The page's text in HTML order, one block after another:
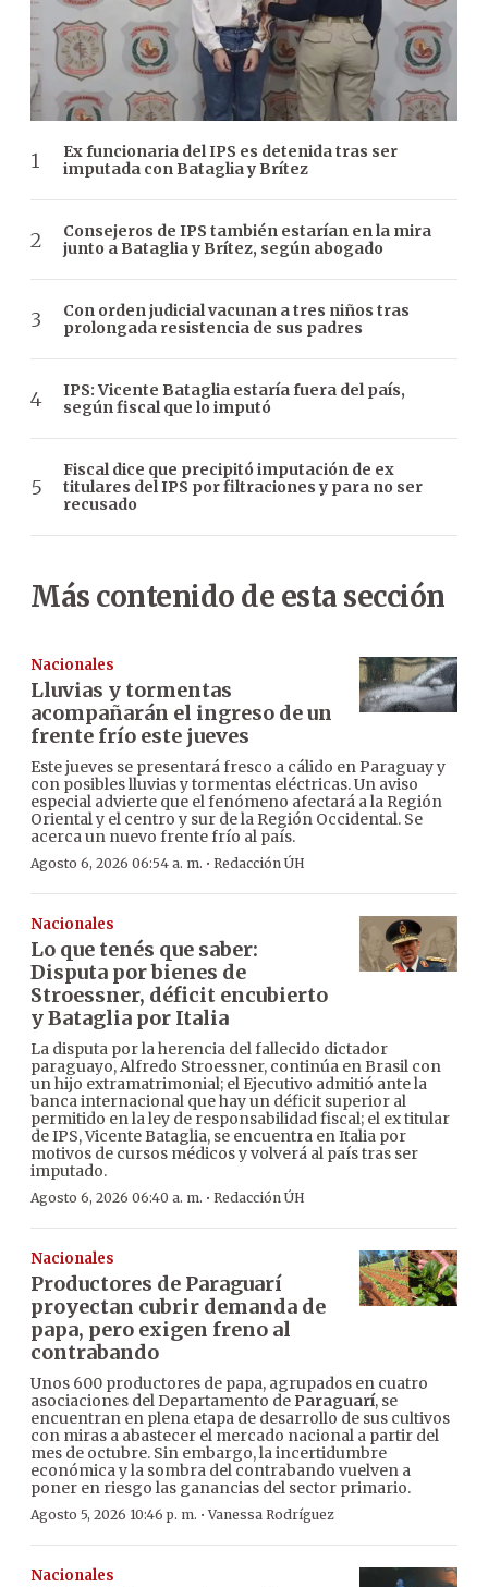
Ex funcionaria del IPS es detenida tras ser
imputada con Bataglia y Brítez
Consejeros de IPS también estarían en la mira
junto a Bataglia y Brítez, según abogado
Con orden judicial vacunan a tres niños tras
prolongada resistencia de sus padres
IPS: Vicente Bataglia estaría fuera del país,
según fiscal que lo imputó
Fiscal dice que precipitó imputación de ex
titulares del IPS por filtraciones y para no ser
recusado
Más contenido de esta sección
Nacionales
Lluvias y tormentas
acompañarán el ingreso de un
frente frío este jueves
Este jueves se presentará fresco a cálido en Paraguay y
con posibles lluvias y tormentas eléctricas. Un aviso
especial advierte que el fenómeno afectará a la Región
Oriental y el centro y sur de la Región Occidental. Se
acerca un nuevo frente frío al país.
Agosto 6, 2026 06:54 a. m. · Redacción ÚH
Nacionales
Lo que tenés que saber:
Disputa por bienes de
Stroessner, déficit encubierto
y Bataglia por Italia
La disputa por la herencia del fallecido dictador
paraguayo, Alfredo Stroessner, continúa en Brasil con
un hijo extramatrimonial; el Ejecutivo admitió ante la
banca internacional que hay un déficit superior al
permitido en la ley de responsabilidad fiscal; el ex titular
de IPS, Vicente Bataglia, se encuentra en Italia por
motivos de cursos médicos y volverá al país tras ser
imputado.
Agosto 6, 2026 06:40 a. m. · Redacción ÚH
Nacionales
Productores de Paraguarí
proyectan cubrir demanda de
papa, pero exigen freno al
contrabando
Unos 600 productores de papa, agrupados en cuatro
asociaciones del Departamento de Paraguarí, se
encuentran en plena etapa de desarrollo de sus cultivos
con miras a abastecer el mercado nacional a partir del
mes de octubre. Sin embargo, la incertidumbre
económica y la sombra del contrabando vuelven a
poner en riesgo las ganancias del sector primario.
Agosto 5, 2026 10:46 p. m. ·Vanessa Rodríguez
Nacionales